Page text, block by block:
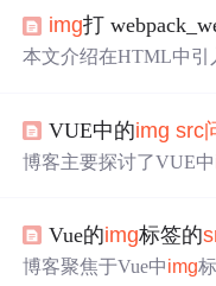
img打
本文介绍在HTML中引
致，手动将其设置为
VUE中的img src
博客主要探讨了VUE中
最终路径改变。解决办
Vue的img标签的
博客聚焦于Vue中img